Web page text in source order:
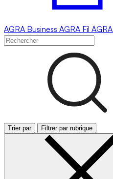
AGRA Business AGRA Fil AGRA
Trier par Filtrer par rubrique